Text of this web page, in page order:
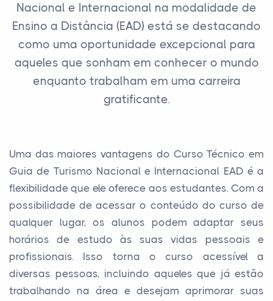
Nacional e Internacional na modalidade de
Ensino a Distância (EAD) está se destacando
como uma oportunidade excepcional para
aqueles que sonham em conhecer o mundo
enquanto trabalham em uma carreira
gratificante.
Uma das maiores vantagens do Curso Técnico em
Guia de Turismo Nacional e Internacional EAD é a
flexibilidade que ele oferece aos estudantes. Com a
possibilidade de acessar o conteúdo do curso de
qualquer lugar, os alunos podem adaptar seus
horários de estudo às suas vidas pessoais e
profissionais. Isso torna o curso acessível a
diversas pessoas, incluindo aqueles que já estão
trabalhando na área e desejam aprimorar suas